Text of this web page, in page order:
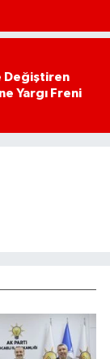
Değiştiren
Yargı Freni